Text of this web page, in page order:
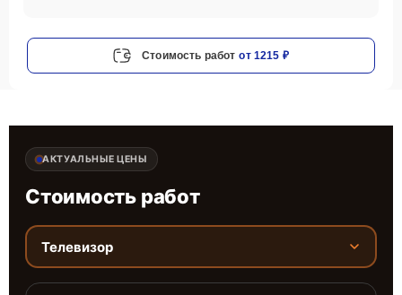
Стоимость работ от 1215 ₽
АКТУАЛЬНЫЕ ЦЕНЫ
Стоимость работ
Телевизор